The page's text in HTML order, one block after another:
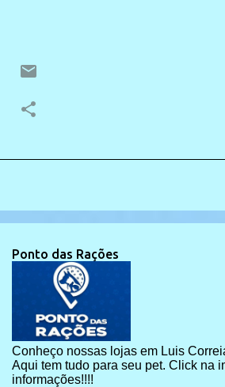
Ponto das Rações
Conheço nossas lojas em Luis
Aqui tem tudo para seu pet. Click na
informações!!!!